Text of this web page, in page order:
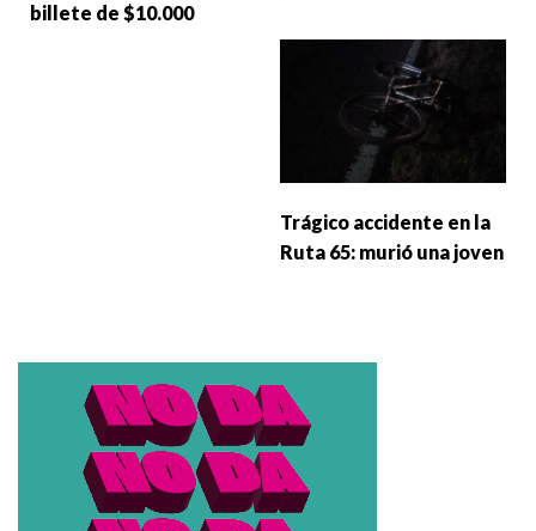
billete de $10.000
Trágico accidente en la
Ruta 65: murió una joven